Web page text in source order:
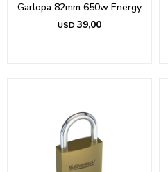
Garlopa 82mm 650w Energy
USD 39,00